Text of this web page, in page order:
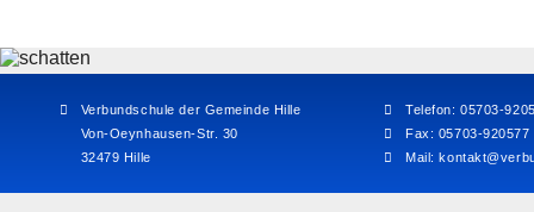
Verbundschule der Gemeinde Hille
Von-Oeynhausen-Str. 30
32479 Hille
Telefon: 05703-
Fax: 05703-920577
Mail: